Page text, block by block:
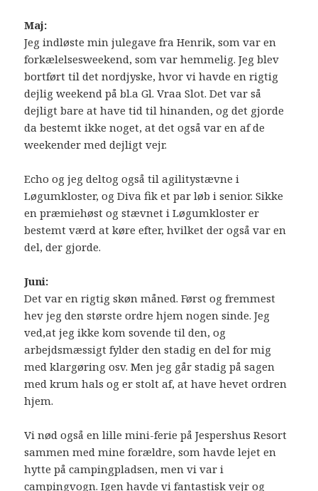
Maj:
Jeg indløste min julegave fra Henrik, som var en
forkælelsesweekend, som var hemmelig. Jeg blev
bortført til det nordjyske, hvor vi havde en rigtig
dejlig weekend på bl.a Gl. Vraa Slot. Det var så
dejligt bare at have tid til hinanden, og det gjorde
da bestemt ikke noget, at det også var en af de
weekender med dejligt vejr.
Echo og jeg deltog også til agilitystævne i
Løgumkloster, og Diva fik et par løb i senior. Sikke
en præmiehøst og stævnet i Løgumkloster er
bestemt værd at køre efter, hvilket der også var en
del, der gjorde.
Juni:
Det var en rigtig skøn måned. Først og fremmest
hev jeg den største ordre hjem nogen sinde. Jeg
ved,at jeg ikke kom sovende til den, og
arbejdsmæssigt fylder den stadig en del for mig
med klargøring osv. Men jeg går stadig på sagen
med krum hals og er stolt af, at have hevet ordren
hjem.
Vi nød også en lille mini-ferie på Jespershus Resort
sammen med mine forældre, som havde lejet en
hytte på campingpladsen, men vi var i
campingvogn. Igen havde vi fantastisk vejr og